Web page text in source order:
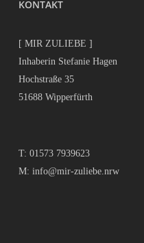
KONTAKT
[ MIR ZULIEBE ]
Inhaberin Stefanie Hagen
Hochstraße 35
51688 Wipperfürth
T: 01573 7939623
M: info@mir-zuliebe.nrw